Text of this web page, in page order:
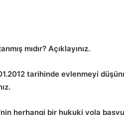
mıdır? Açıklayınız.
tarihinde evlenmeyi
herhangi bir hukuki yola